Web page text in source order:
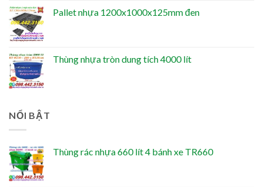
Pallet nhựa 1200x1000x125mm đen
Thùng nhựa tròn dung tích 4000 lít
NỔI BẬT
Thùng rác nhựa 660 lít 4 bánh xe TR660